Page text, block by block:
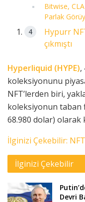
Bitwise,
Parlak
Hypurr
çıkmıştı
Hyperliquid (HYPE),
koleksiyonunu
NFT’lerden biri,
koleksiyonun taban
68.980 dolar) olarak
İlginizi Çekebilir:
İlginizi Çekebilir
Devri